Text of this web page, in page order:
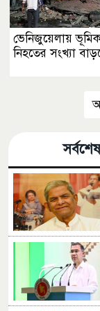
ভেনিজুয়েলায়
নিহতের সংখ্যা
সর্বশেষ